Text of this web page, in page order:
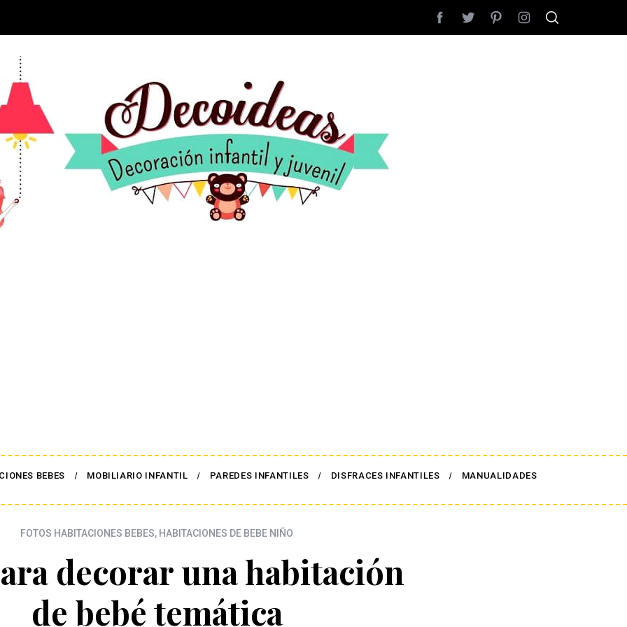
BEBES MOBILIARIO INFANTIL PAREDES INFANTILES DISFRACES INFANTILES MANUALIDADES
FOTOS HABITACIONES BEBES, HABITACIONES DE BEBE NIÑO
decorar una habitación
de bebé temática